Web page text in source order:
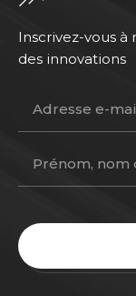
Inscrivez-vous
des innovations